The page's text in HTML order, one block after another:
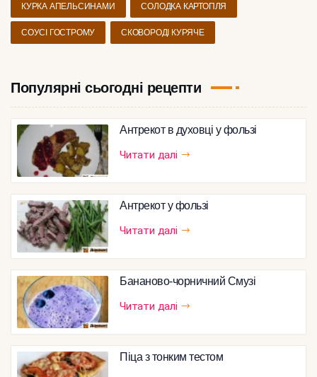
КУРКА АПЕЛЬСИНАМИ СОЛОДКА КАРТОПЛЯ
СОУСІ ГОСТРОМУ СКОВОРОДІ КУРЯЧЕ
Популярні сьогодні рецепти
Антрекот в духовці у фользі
Читати далі
Антрекот у фользі
Читати далі
Бананово-чорничний Смузі
Читати далі
Піца з тонким тестом